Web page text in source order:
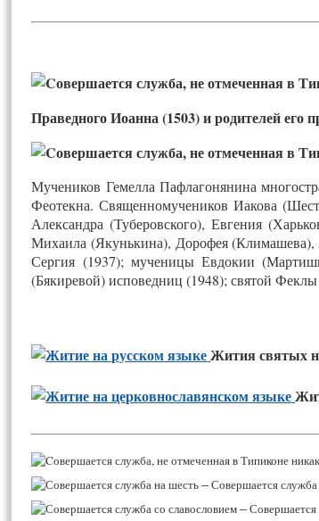
Праведного Иоанна (1503) и родителей
Мучеников Гемелла Пафлагонянина
Феотекна. Священномучеников Иакова
Александра (Туберовского), Евгения
Михаила (Якунькина), Дорофея (Климашева),
Сергия (1937); мученицы Евдокии
(Бякиревой) исповедниц (1948); святой
Жития святых
–Совершается
–Совершается